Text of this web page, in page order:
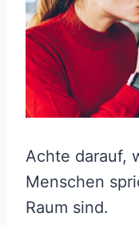
Achte darauf,
Menschen
Raum sind.